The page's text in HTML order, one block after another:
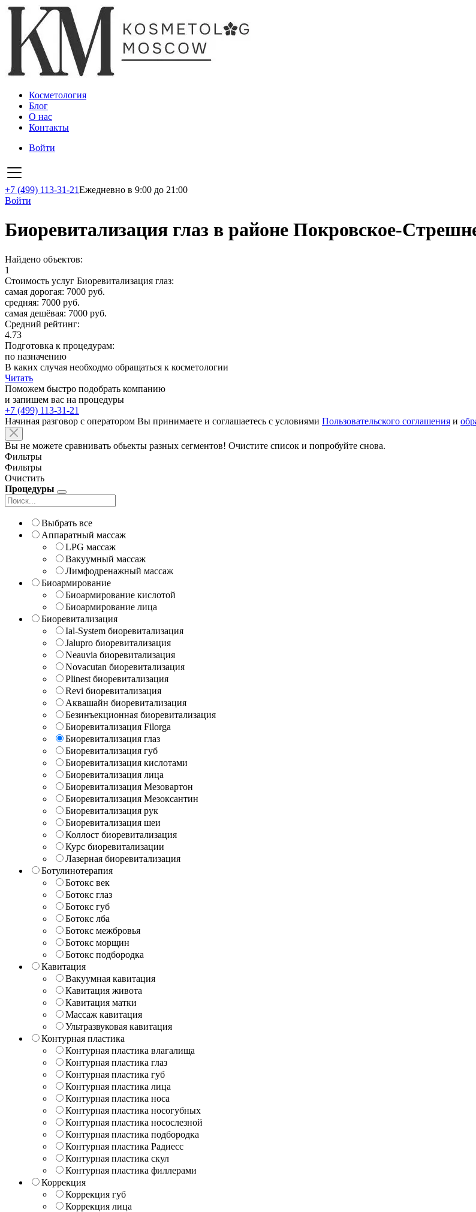
Косметология
Блог
О нас
Контакты
Войти
+7 (499) 113-31-21Ежедневно в 9:00 до 21:00
Войти
Биоревитализация глаз в районе Покровское-
Найдено объектов:
1
Стоимость услуг Биоревитализация глаз:
самая дорогая: 7000 руб.
средняя: 7000 руб.
самая дешёвая: 7000 руб.
Средний рейтинг:
4.73
Подготовка к процедурам:
по назначению
В каких случая необходмо обращаться к косметологии
Читать
Поможем быстро подобрать компанию
и запишем вас на процедуры
+7 (499) 113-31-21
Начиная разговор с оператором Вы принимаете и соглашаетесь с условиями Пользовательского соглашения и
Вы не можете сравнивать обьекты разных сегментов! Очистите список и попробуйте снова.
Фильтры
Фильтры
Очистить
Процедуры
Выбрать все
Аппаратный массаж
LPG массаж
Вакуумный массаж
Лимфодренажный массаж
Биоармирование
Биоармирование кислотой
Биоармирование лица
Биоревитализация
Ial-System биоревитализация
Jalupro биоревитализация
Neauvia биоревитализация
Novacutan биоревитализация
Plinest биоревитализация
Revi биоревитализация
Аквашайн биоревитализация
Безинъекционная биоревитализация
Биоревитализация Filorga
Биоревитализация глаз
Биоревитализация губ
Биоревитализация кислотами
Биоревитализация лица
Биоревитализация Мезовартон
Биоревитализация Мезоксантин
Биоревитализация рук
Биоревитализация шеи
Коллост биоревитализация
Курс биоревитализации
Лазерная биоревитализация
Ботулинотерапия
Ботокс век
Ботокс глаз
Ботокс губ
Ботокс лба
Ботокс межбровья
Ботокс морщин
Ботокс подбородка
Кавитация
Вакуумная кавитация
Кавитация живота
Кавитация матки
Массаж кавитация
Ультразвуковая кавитация
Контурная пластика
Контурная пластика влагалища
Контурная пластика глаз
Контурная пластика губ
Контурная пластика лица
Контурная пластика носа
Контурная пластика носогубных
Контурная пластика носослезной
Контурная пластика подбородка
Контурная пластика Радиесс
Контурная пластика скул
Контурная пластика филлерами
Коррекция
Коррекция губ
Коррекция лица